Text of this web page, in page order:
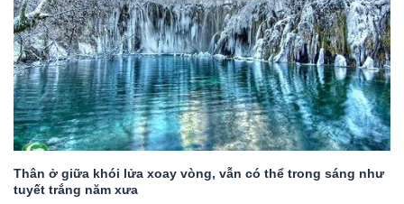
Thân ở giữa khói lửa xoay vòng, vẫn có thể trong sáng như
tuyết trắng năm xưa